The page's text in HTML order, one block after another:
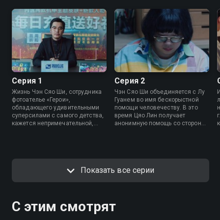
Серия 1
Жизнь Чэн Сяо Ши, сотрудника
фотоателье «Герои»‎,
обладающего удивительными
суперсилами с самого детства,
кажется непримечательной,
свои способности в борьбе с
несправедливостью. Их
генерального директора крупной
игровой компании.
Серия 2
Чэн Сяо Ши объединяется с Лу
Гуанем во имя бескорыстной
помощи человечеству. В это
время Цяо Лин получает
анонимную помощь со стороны
Показать все серии
С этим смотрят